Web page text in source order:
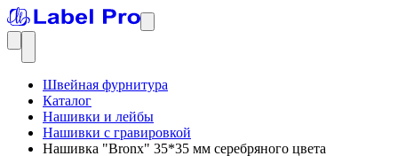
Швейная фурнитура
Каталог
Нашивки и лейбы
Нашивки с гравировкой
Нашивка "Bronx" 35*35 мм серебряного цвета